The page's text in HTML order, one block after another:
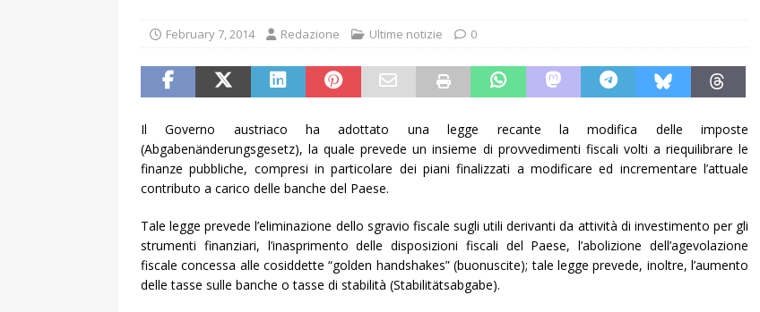
February 7, 2014 Redazione Ultime notizie 0
Il Governo austriaco ha adottato una legge recante la modifica delle imposte
(Abgabenänderungsgesetz), la quale prevede un insieme di provvedimenti fiscali volti a riequilibrare le
finanze pubbliche, compresi in particolare dei piani finalizzati a modificare ed incrementare l’attuale
contributo a carico delle banche del Paese.
Tale legge prevede l’eliminazione dello sgravio fiscale sugli utili derivanti da attività di investimento per gli
strumenti finanziari, l’inasprimento delle disposizioni fiscali del Paese, l’abolizione dell’agevolazione
fiscale concessa alle cosiddette “golden handshakes” (buonuscite); tale legge prevede, inoltre, l’aumento
delle tasse sulle banche o tasse di stabilità (Stabilitätsabgabe).